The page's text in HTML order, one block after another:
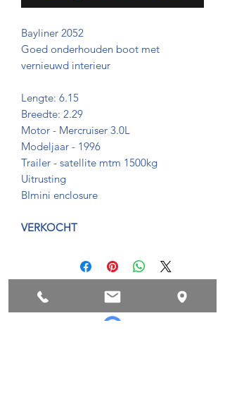
Bayliner 2052
Goed onderhouden boot met
vernieuwd interieur
Lengte: 6.15
Breedte: 2.29
Motor - Mercruiser 3.0L
Modeljaar - 1996
Trailer - satellite mtm 1500kg
Uitrusting
BImini enclosure
VERKOCHT
Privacyvoorwaarden